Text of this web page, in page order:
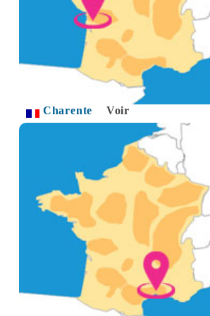
Charente Voir